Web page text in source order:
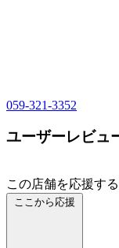
059-321-3352
ユーザーレビュ
この店舗を応援する
ここから応援